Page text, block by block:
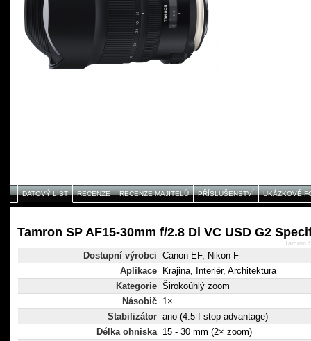
DATOVÝ LIST RECENZE RECENZE MAJITELŮ PŘÍSLUŠENSTVÍ UKÁZKOVÉ
Tamron SP AF15-30mm f/2.8 Di VC USD G2
Dostupní výrobci Canon EF, Nikon F
Aplikace
Krajina, Interiér, Architektura
Kategorie Širokoúhlý zoom
Násobič 1×
Stabilizátor ano (4.5 f-stop advantage)
Délka ohniska 15 - 30 mm (2× zoom)
Tamron